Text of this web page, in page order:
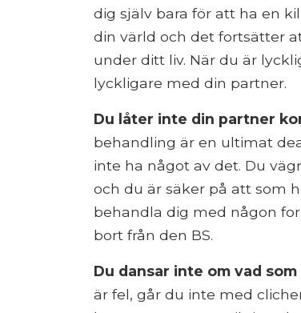
dig själv bara för att ha en
din värld och det fortsätter
under ditt liv. När du är
lyckligare med din partner.
Du låter inte din partner
behandling är en ultimat
inte ha något av det. Du
och du är säker på att som
behandla dig med någon
bort från den BS.
Du dansar inte om vad
är fel, går du inte med